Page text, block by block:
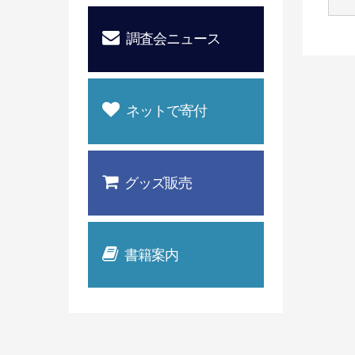
調査会ニュース
ネットで寄付
グッズ販売
書籍案内